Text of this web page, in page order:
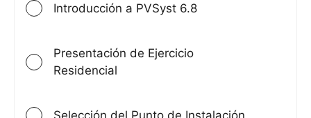
Introducción a PVSyst 6.8
Presentación de Ejercicio
Residencial
Selección del Punto de Instalación